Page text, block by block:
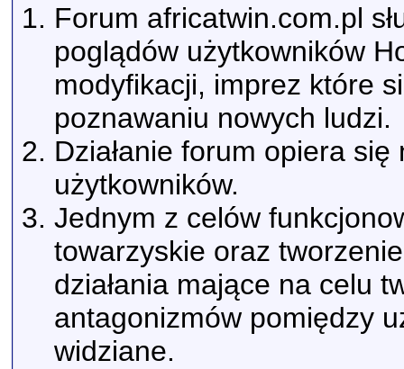
Forum africatwin.com.pl
poglądów użytkowników
modyfikacji, imprez które
poznawaniu nowych ludzi.
Działanie forum opiera
użytkowników.
Jednym z celów
towarzyskie oraz
działania mające na celu
antagonizmów pomiędzy
widziane.